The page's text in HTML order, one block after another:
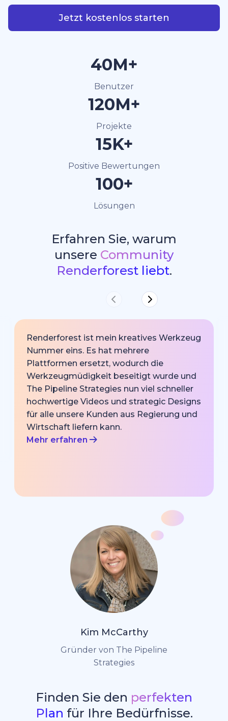
Jetzt kostenlos starten
40M+
Benutzer
120M+
Projekte
15K+
Positive Bewertungen
100+
Lösungen
Erfahren Sie, warum
unsere Community
Renderforest liebt.
Renderforest ist mein kreatives Werkzeug
Nummer eins. Es hat mehrere
Plattformen ersetzt, wodurch die
Werkzeugmüdigkeit beseitigt wurde und
The Pipeline Strategies nun viel schneller
hochwertige Videos und strategic Designs
für alle unsere Kunden aus Regierung und
Wirtschaft liefern kann.
Mehr erfahren
Kim McCarthy
Gründer von The Pipeline
Strategies
Finden Sie den perfekten
Plan für Ihre Bedürfnisse.